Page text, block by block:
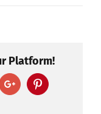
Platform!
Google+Pinterest